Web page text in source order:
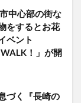
中心部の街な
をするとお花
ベント
WALK！」が開
づく『長崎の